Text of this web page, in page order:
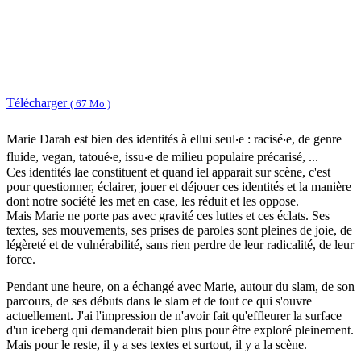
Télécharger ( 67 Mo )
Marie Darah est bien des identités à ellui seul‧e : racisé‧e, de genre
fluide, vegan, tatoué‧e, issu‧e de milieu populaire précarisé, ...
Ces identités lae constituent et quand iel apparait sur scène, c'est
pour questionner, éclairer, jouer et déjouer ces identités et la manière
dont notre société les met en case, les réduit et les oppose.
Mais Marie ne porte pas avec gravité ces luttes et ces éclats. Ses
textes, ses mouvements, ses prises de paroles sont pleines de joie, de
légèreté et de vulnérabilité, sans rien perdre de leur radicalité, de leur
force.
Pendant une heure, on a échangé avec Marie, autour du slam, de son
parcours, de ses débuts dans le slam et de tout ce qui s'ouvre
actuellement. J'ai l'impression de n'avoir fait qu'effleurer la surface
d'un iceberg qui demanderait bien plus pour être exploré pleinement.
Mais pour le reste, il y a ses textes et surtout, il y a la scène.